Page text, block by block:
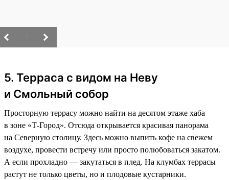
5. Терраса с видом на Неву
и Смольный собор
Просторную террасу можно найти на десятом этаже хаба
в зоне «Т-Город». Отсюда открывается красивая панорама
на Северную столицу. Здесь можно выпить кофе на свежем
воздухе, провести встречу или просто полюбоваться закатом.
А если прохладно — закутаться в плед. На клумбах террасы
растут не только цветы, но и плодовые кустарники.